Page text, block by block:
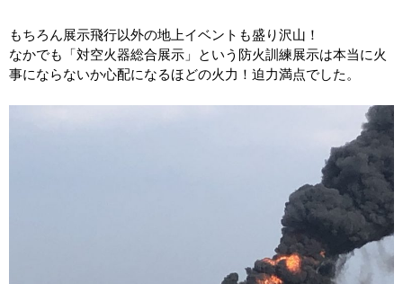
もちろん展示飛行以外の地上イベントも盛り沢山！
なかでも「対空火器総合展示」という防火訓練展示は本当に火
事にならないか心配になるほどの火力！迫力満点でした。